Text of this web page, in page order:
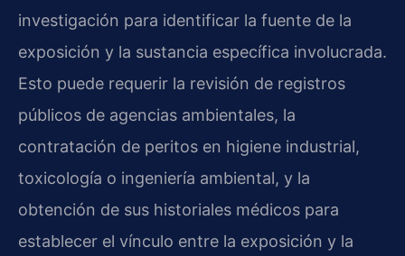
investigación para identificar la fuente de la
exposición y la sustancia específica involucrada.
Esto puede requerir la revisión de registros
públicos de agencias ambientales, la
contratación de peritos en higiene industrial,
toxicología o ingeniería ambiental, y la
obtención de sus historiales médicos para
establecer el vínculo entre la exposición y la